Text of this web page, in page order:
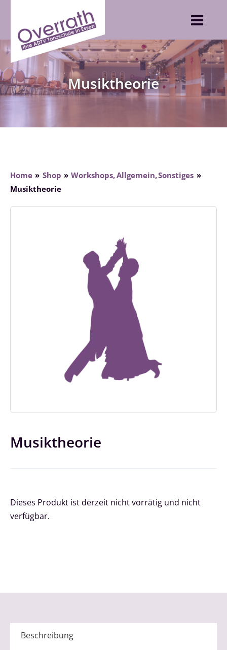
content
Musiktheorie
Home Shop Workshops Allgemein Sonstiges
Musiktheorie
Musiktheorie
Dieses Produkt ist derzeit nicht vorrätig und nicht
verfügbar.
Beschreibung